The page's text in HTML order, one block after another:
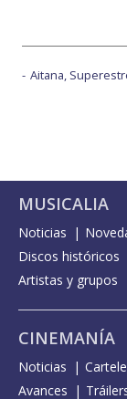
Aitana,
MUSICALIA
Noticias
Discos históricos
Artistas y grupos
CINEMANÍA
Noticias
Avances